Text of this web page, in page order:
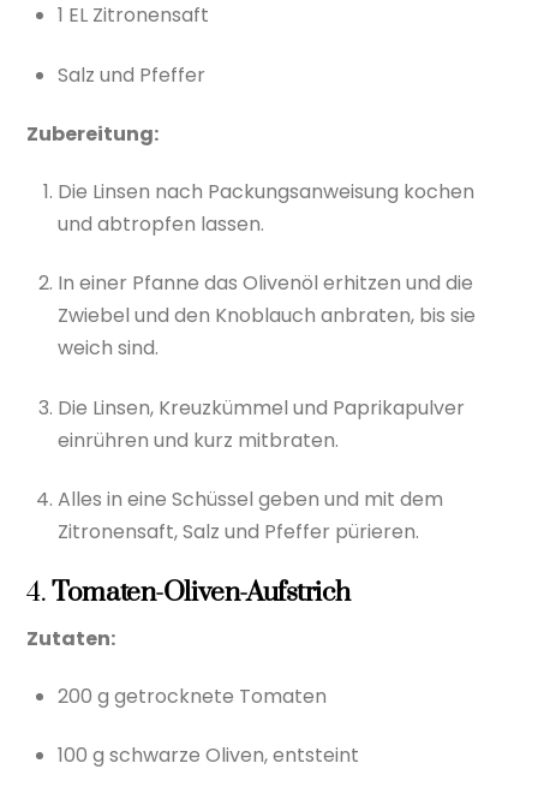
1 EL Zitronensaft
Salz und Pfeffer
Zubereitung:
Die Linsen nach Packungsanweisung kochen
und abtropfen lassen.
In einer Pfanne das Olivenöl erhitzen und die
Zwiebel und den Knoblauch anbraten, bis sie
weich sind.
Die Linsen, Kreuzkümmel und Paprikapulver
einrühren und kurz mitbraten.
Alles in eine Schüssel geben und mit dem
Zitronensaft, Salz und Pfeffer pürieren.
4.Tomaten-Oliven-Aufstrich
Zutaten:
200 g getrocknete Tomaten
100 g schwarze Oliven, entsteint